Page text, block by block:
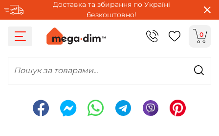
Доставка та збирання по Україні
безкоштовно!
0
Пошук за товарами...